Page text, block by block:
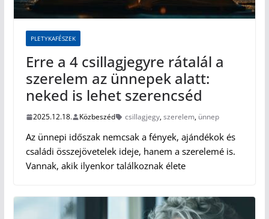
PLETYKAFÉSZEK
Erre a 4 csillagjegyre rátalál a
szerelem az ünnepek alatt:
neked is lehet szerencséd
2025.12.18. Közbeszéd csillagjegy,szerelem, ünnep
Az ünnepi időszak nemcsak a fények, ajándékok és
családi összejövetelek ideje, hanem a szerelemé is.
Vannak, akik ilyenkor találkoznak élete